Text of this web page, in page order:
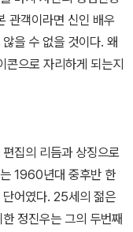
관객이라면 신인 배우
을 수 없을 것이다. 왜
으로 자리하게 되는지
집의 리듬과 상징으로
1960년대 중후반 한
단어였다. 25세의 젊은
정진우는 그의 두번째